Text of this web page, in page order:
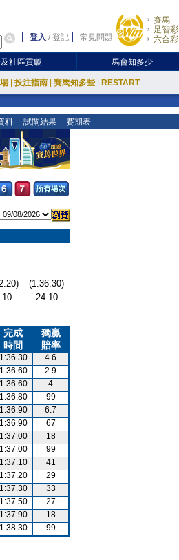
登入 /登記 常見問題
賽馬
足智彩
六合彩
社區貢獻 馬會知多少
投注指南 賽馬知多些 RESTART
料 試閘結果 賽期表
(1:36.30)
24.10
完成
時間
獨贏
賠率
1:36.30
4.6
1:36.60
2.9
1:36.60
4
1:36.80
99
1:36.90
6.7
1:36.90
67
1:37.00
18
1:37.00
99
1:37.10
41
1:37.20
29
1:37.30
33
1:37.50
27
1:37.90
18
1:38.30 99